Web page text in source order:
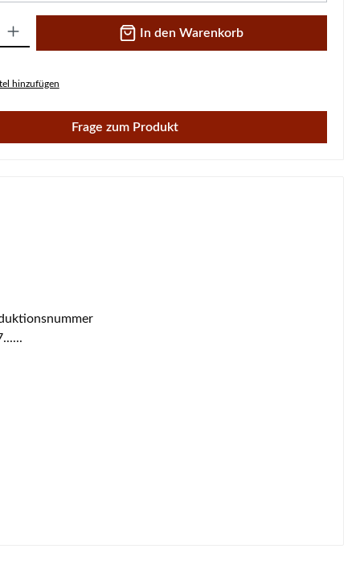
Gib den gewünschten Wert ein oder benutze die Schaltflächen um die
In den Warenkorb
hinzufügen
Frage zum Produkt